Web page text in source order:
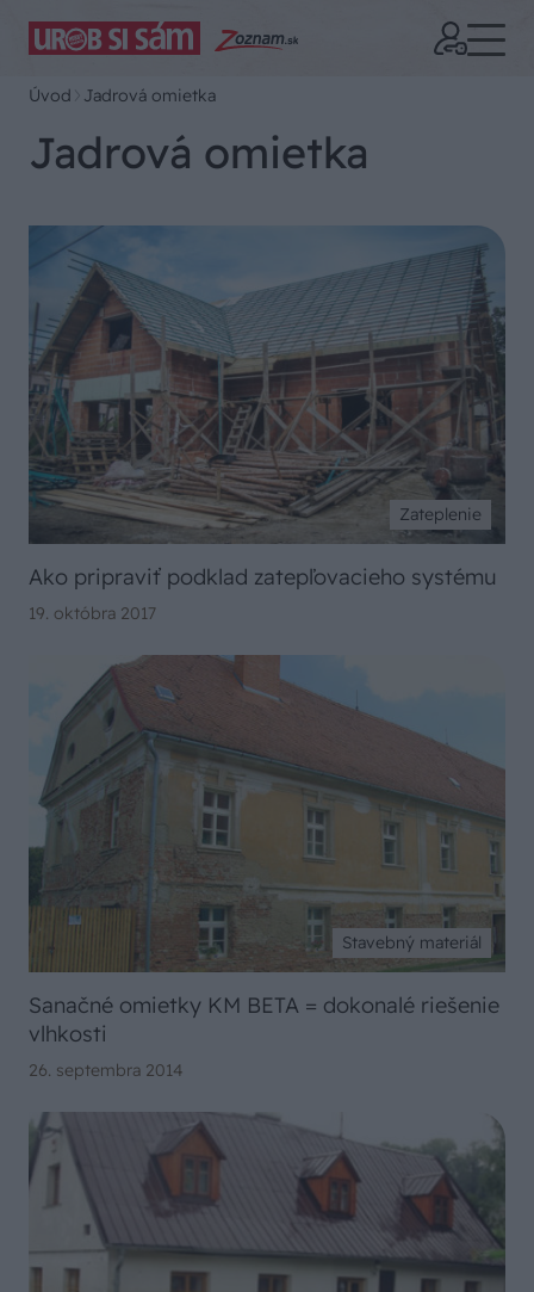
Úvod Jadrová omietka
Jadrová omietka
Zateplenie
Ako pripraviť podklad zatepľovacieho systému
19. októbra 2017
Stavebný materiál
Sanačné omietky KM BETA = dokonalé riešenie
vlhkosti
26. septembra 2014